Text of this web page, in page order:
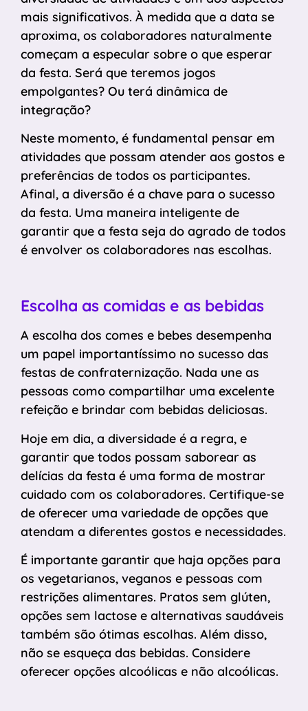
mais significativos. À medida que a data se
aproxima, os colaboradores naturalmente
começam a especular sobre o que esperar
da festa. Será que teremos jogos
empolgantes? Ou terá dinâmica de
integração?
Neste momento, é fundamental pensar em
atividades que possam atender aos gostos e
preferências de todos os participantes.
Afinal, a diversão é a chave para o sucesso
da festa. Uma maneira inteligente de
garantir que a festa seja do agrado de todos
é envolver os colaboradores nas escolhas.
Escolha as comidas e as bebidas
A escolha dos comes e bebes desempenha
um papel importantíssimo no sucesso das
festas de confraternização. Nada une as
pessoas como compartilhar uma excelente
refeição e brindar com bebidas deliciosas.
Hoje em dia, a diversidade é a regra, e
garantir que todos possam saborear as
delícias da festa é uma forma de mostrar
cuidado com os colaboradores. Certifique-se
de oferecer uma variedade de opções que
atendam a diferentes gostos e necessidades.
É importante garantir que haja opções para
os vegetarianos, veganos e pessoas com
restrições alimentares. Pratos sem glúten,
opções sem lactose e alternativas saudáveis
também são ótimas escolhas. Além disso,
não se esqueça das bebidas. Considere
oferecer opções alcoólicas e não alcoólicas.